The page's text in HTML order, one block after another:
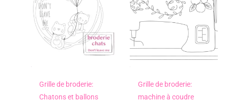
Grille de broderie:
Chatons et ballons
Grille de broderie:
machine à coudre